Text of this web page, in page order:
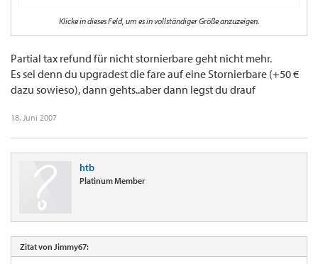
Klicke in dieses Feld, um es in vollständiger Größe anzuzeigen.
Partial tax refund für nicht stornierbare geht nicht mehr.
Es sei denn du upgradest die fare auf eine Stornierbare (+50 €
dazu sowieso), dann gehts..aber dann legst du drauf
18. Juni 2007
htb
Platinum Member
Zitat von Jimmy67: